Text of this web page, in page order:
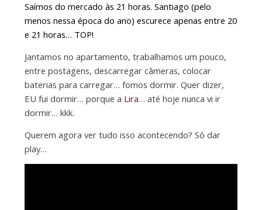
Saímos do mercado às 21 horas. Santiago (pelo
menos nessa época do ano) escurece apenas entre 20
e 21 horas… TOP!
Jantamos no apartamento, trabalhamos um pouco,
entre postagens, descarregar câmeras, colocar
baterias para carregar… fomos dormir. Quer dizer,
EU fui dormir… porque a Lira… até hoje nunca vi ir
dormir… kkk.
Querem agora ver tudo isso acontecendo? Só dar
play…